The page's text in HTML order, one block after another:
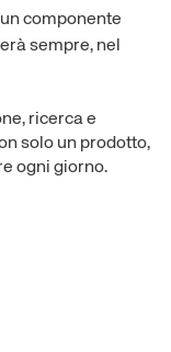
componente
sempre, nel
ricerca e
solo un prodotto,
ogni giorno.